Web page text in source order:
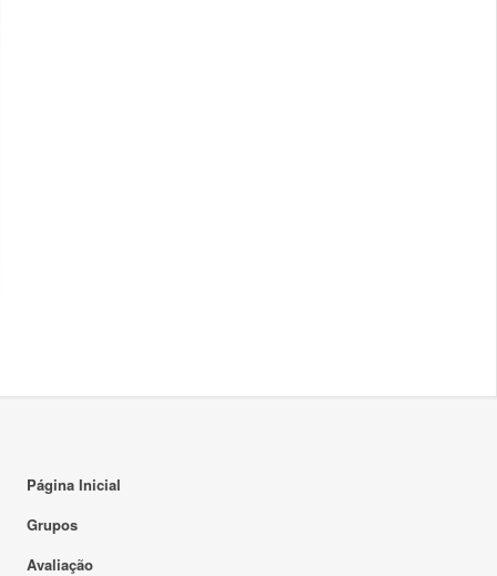
Página Inicial
Grupos
Avaliação